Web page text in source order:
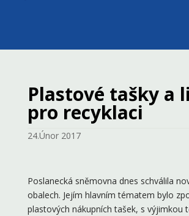
Plastové tašky a
pro recyklaci
24.Únor 2017
Poslanecká sněmovna dnes schválila
obalech. Jejím hlavním tématem bylo
plastových nákupních tašek, s výjimkou